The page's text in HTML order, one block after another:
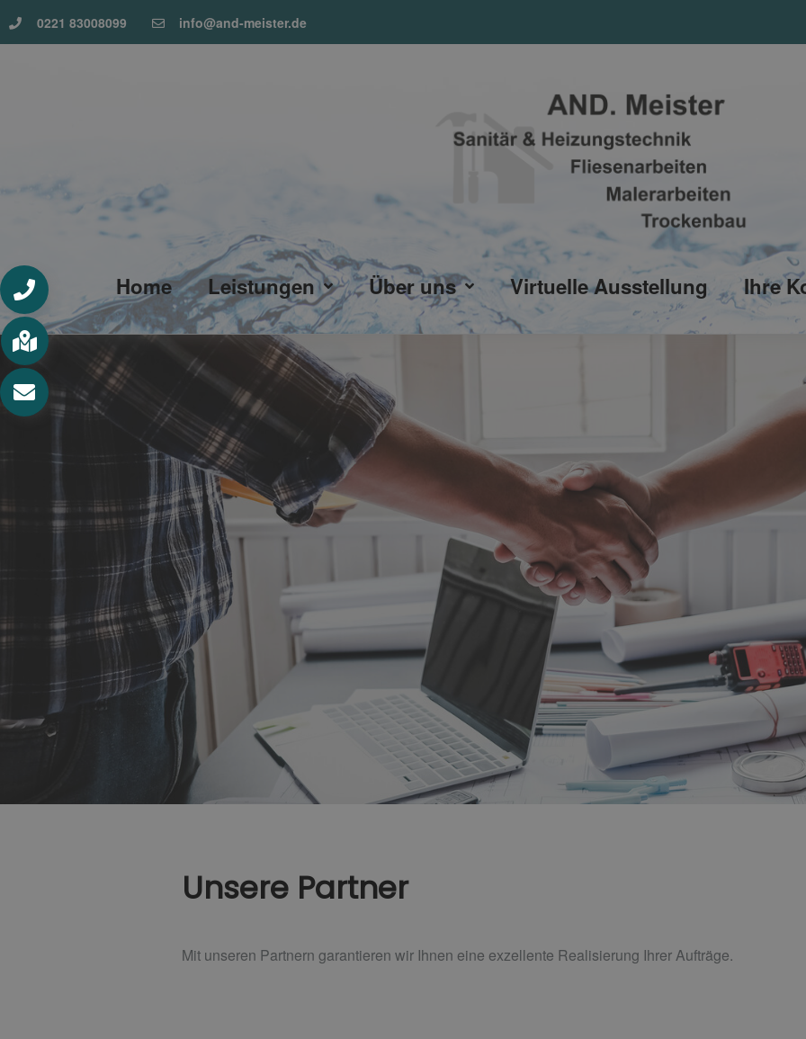
0221 83008099 info@and-meister.de
Home Leistungen Über uns Virtuelle Ausstellung Ihre
Unsere Partner
Mit unseren Partnern garantieren wir Ihnen eine exzellente Realisierung Ihrer Aufträge.